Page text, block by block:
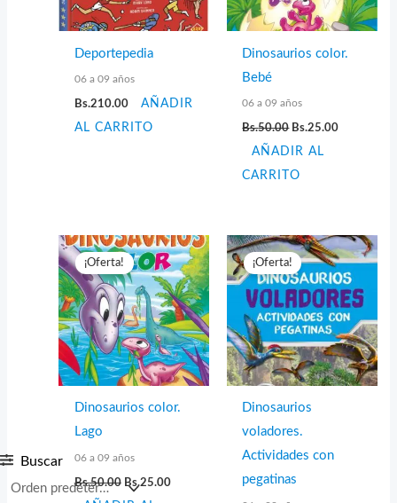
Buscar
Deportepedia
06 a 09 años
Bs.210.00
AÑADIR
AL CARRITO
Dinosaurios color.
Bebé
06 a 09 años
Bs.50.00 El
original
era:
Bs.50.00.
Bs.25.00
AÑADIR AL
CARRITO
¡Oferta!
Dinosaurios color.
Lago
06 a 09 años
Bs.50.00 El
precio
Bs.25.00El
¡Oferta!
Dinosaurios
voladores.
Actividades con
pegatinas